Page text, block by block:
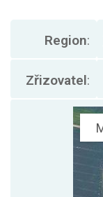
Region:
Zřizovatel: